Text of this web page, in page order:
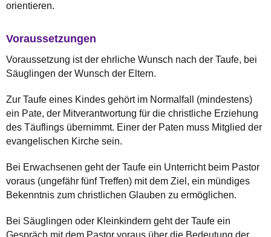
orientieren.
Voraussetzungen
Voraussetzung ist der ehrliche Wunsch nach der Taufe, bei
Säuglingen der Wunsch der Eltern.
Zur Taufe eines Kindes gehört im Normalfall (mindestens)
ein Pate, der Mitverantwortung für die christliche Erziehung
des Täuflings übernimmt. Einer der Paten muss Mitglied der
evangelischen Kirche sein.
Bei Erwachsenen geht der Taufe ein Unterricht beim Pastor
voraus (ungefähr fünf Treffen) mit dem Ziel, ein mündiges
Bekenntnis zum christlichen Glauben zu ermöglichen.
Bei Säuglingen oder Kleinkindern geht der Taufe ein
Gespräch mit dem Pastor voraus über die Bedeutung der